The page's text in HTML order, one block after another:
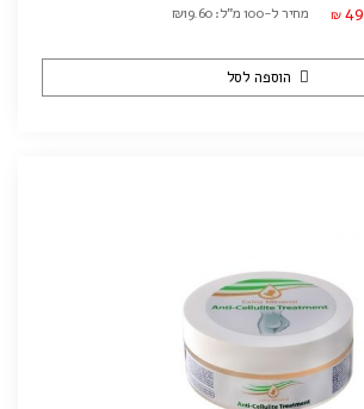
₪ 49 מחיר ל-100 מ"ל: ₪19.60
הוספה לסל